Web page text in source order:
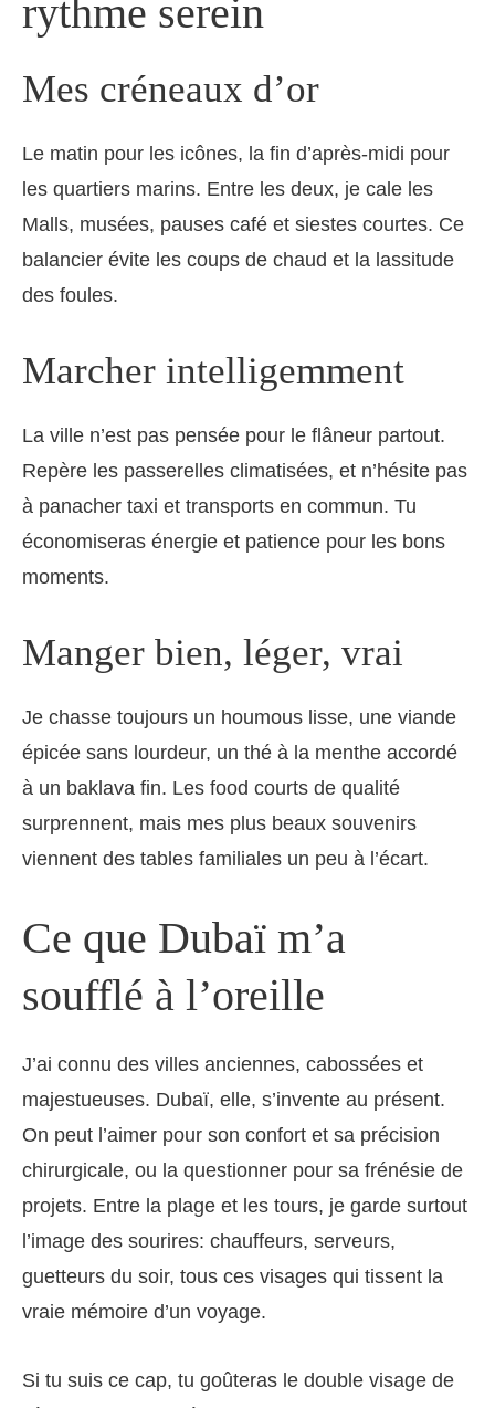
rythme serein
Mes créneaux d’or
Le matin pour les icônes, la fin d’après-midi pour
les quartiers marins. Entre les deux, je cale les
Malls, musées, pauses café et siestes courtes. Ce
balancier évite les coups de chaud et la lassitude
des foules.
Marcher intelligemment
La ville n’est pas pensée pour le flâneur partout.
Repère les passerelles climatisées, et n’hésite pas
à panacher taxi et transports en commun. Tu
économiseras énergie et patience pour les bons
moments.
Manger bien, léger, vrai
Je chasse toujours un houmous lisse, une viande
épicée sans lourdeur, un thé à la menthe accordé
à un baklava fin. Les food courts de qualité
surprennent, mais mes plus beaux souvenirs
viennent des tables familiales un peu à l’écart.
Ce que Dubaï m’a
soufflé à l’oreille
J’ai connu des villes anciennes, cabossées et
majestueuses. Dubaï, elle, s’invente au présent.
On peut l’aimer pour son confort et sa précision
chirurgicale, ou la questionner pour sa frénésie de
projets. Entre la plage et les tours, je garde surtout
l’image des sourires: chauffeurs, serveurs,
guetteurs du soir, tous ces visages qui tissent la
vraie mémoire d’un voyage.
Si tu suis ce cap, tu goûteras le double visage de